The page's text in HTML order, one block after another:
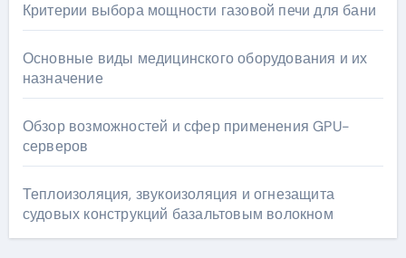
Критерии выбора мощности газовой печи для бани
Основные виды медицинского оборудования и их
назначение
Обзор возможностей и сфер применения GPU-
серверов
Теплоизоляция, звукоизоляция и огнезащита
судовых конструкций базальтовым волокном